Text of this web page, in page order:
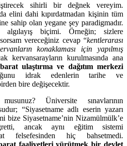
sihirli bir değnek vereyim.
elini dahi kıpırdatmadan kişinin tüm
sahip olan yegane şey paradigmadır.
biçimi. Örneğin; sizlere
vereceğiniz cevap “kentlerarası
konaklaması için yapılmış
kervansarayların kurulmasında ana
ulaştırma ve dağıtım merkezi
idrak edenlerin tarihe ve
bire değişecektir.
Üniversite sınavlarının
“Siyasetname adlı eserin yazarı
bize Siyasetname’nin Nizamülmülk’e
ancak aynı eğitim sistemi
felsefesinden hiç bahsetmedi.
faaliyetleri yürütmek bir devlet